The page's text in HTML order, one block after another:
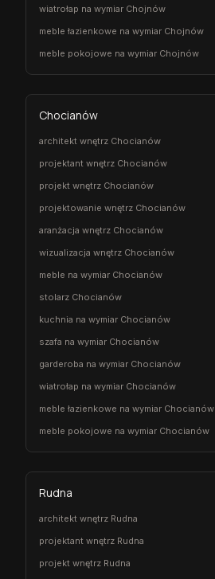
wiatrołap na wymiar Chojnów
meble łazienkowe na wymiar Chojnów
meble pokojowe na wymiar Chojnów
Chocianów
architekt wnętrz Chocianów
projektant wnętrz Chocianów
projekt wnętrz Chocianów
projektowanie wnętrz Chocianów
aranżacja wnętrz Chocianów
wizualizacja wnętrz Chocianów
meble na wymiar Chocianów
stolarz Chocianów
kuchnia na wymiar Chocianów
szafa na wymiar Chocianów
garderoba na wymiar Chocianów
wiatrołap na wymiar Chocianów
meble łazienkowe na wymiar Chocianów
meble pokojowe na wymiar Chocianów
Rudna
architekt wnętrz Rudna
projektant wnętrz Rudna
projekt wnętrz Rudna